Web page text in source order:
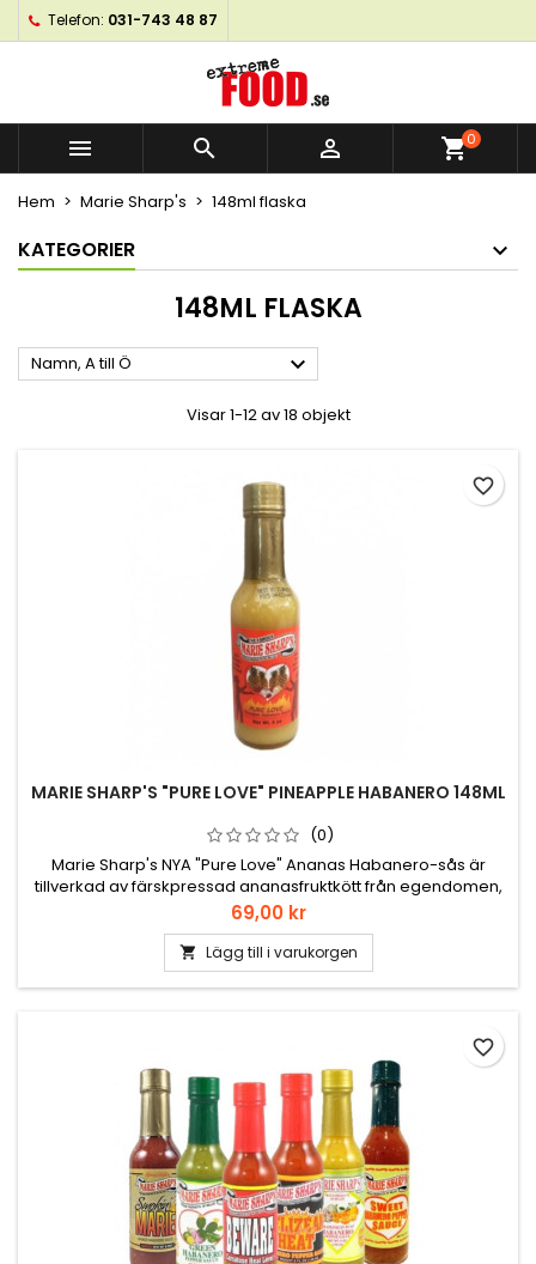
Telefon: 031-743 48 87
   shopping_cart0
Hem Marie Sharp's 148ml flaska
KATEGORIER
148ML FLASKA
Namn, A till Ö 
Visar 1-12 av 18 objekt
MARIE SHARP'S "PURE LOVE" PINEAPPLE HABANERO 148ML
(0)
Marie Sharp's NYA "Pure Love" Ananas Habanero-sås är
tillverkad av färskpressad ananasfruktkött från egendomen,
Maya Mountain-vatten, belizisk gul habaneropeppar, naturlig
vinäger, färskt hackad vit lök, havssalt, färskpressad
nyckellimejuice och rostad vitlök. - 5 oz. (148 ml) - Med
omsorg tillverkad i Belize, Centralamerika. Intäkterna från...
Pris
69,00 kr
 Lägg till i varukorgen
favorite_border
favorite_border
My wishlists ×
((modalTitle)) ×
((confirmMessage))
Skapa en önskelista ×
Önskelistans namn
Logga in ×
Du måste vara inloggad för att kunna lägga till
produkter i din önskelista.
Avbryt